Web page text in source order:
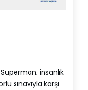
insanlık
sınavıyla karşı